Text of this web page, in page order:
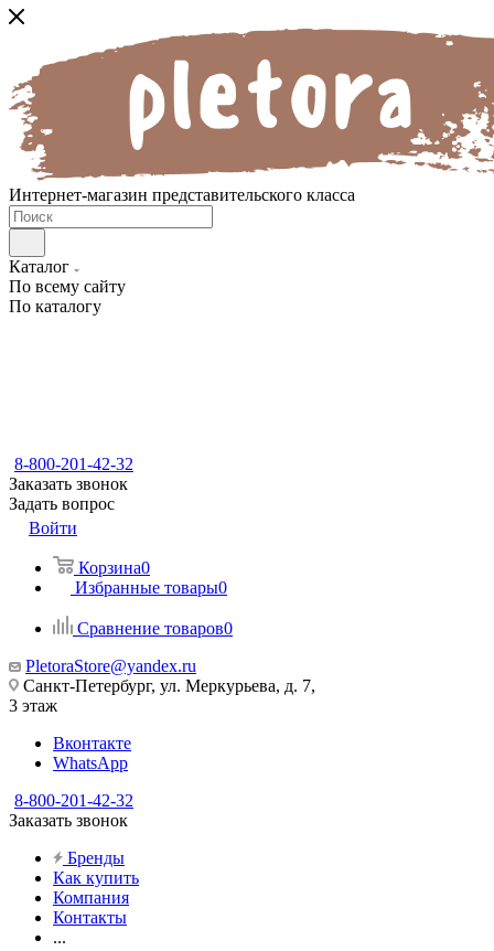
Интернет-магазин представительского класса
Каталог
По всему сайту
По каталогу
8-800-201-42-32
Заказать звонок
Задать вопрос
Войти
Корзина0
Избранные товары0
Сравнение товаров0
PletoraStore@yandex.ru
Санкт-Петербург, ул. Меркурьева, д. 7,
3 этаж
Вконтакте
WhatsApp
8-800-201-42-32
Заказать звонок
Бренды
Как купить
Компания
Контакты
...